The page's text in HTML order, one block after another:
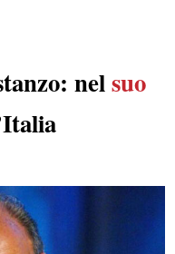
nelsuo